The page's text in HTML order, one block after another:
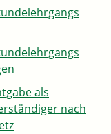
als
nach